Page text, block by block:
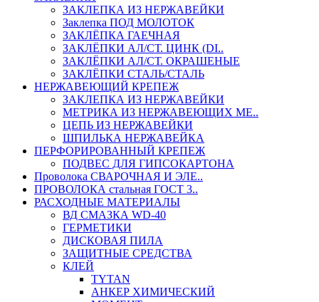
ЗАКЛЕПКА ИЗ НЕРЖАВЕЙКИ
Заклепка ПОД МОЛОТОК
ЗАКЛЁПКА ГАЕЧНАЯ
ЗАКЛЁПКИ АЛ/СТ. ЦИНК (DI..
ЗАКЛЁПКИ АЛ/СТ. ОКРАШЕНЫЕ
ЗАКЛЁПКИ СТАЛЬ/СТАЛЬ
НЕРЖАВЕЮЩИЙ КРЕПЕЖ
ЗАКЛЕПКА ИЗ НЕРЖАВЕЙКИ
МЕТРИКА ИЗ НЕРЖАВЕЮЩИХ МЕ..
ЦЕПЬ ИЗ НЕРЖАВЕЙКИ
ШПИЛЬКА НЕРЖАВЕЙКА
ПЕРФОРИРОВАННЫЙ КРЕПЕЖ
ПОДВЕС ДЛЯ ГИПСОКАРТОНА
Проволока СВАРОЧНАЯ И ЭЛЕ..
ПРОВОЛОКА стальная ГОСТ 3..
РАСХОДНЫЕ МАТЕРИАЛЫ
ВД СМАЗКА WD-40
ГЕРМЕТИКИ
ДИСКОВАЯ ПИЛА
ЗАЩИТНЫЕ СРЕДСТВА
КЛЕЙ
TYTAN
АНКЕР ХИМИЧЕСКИЙ